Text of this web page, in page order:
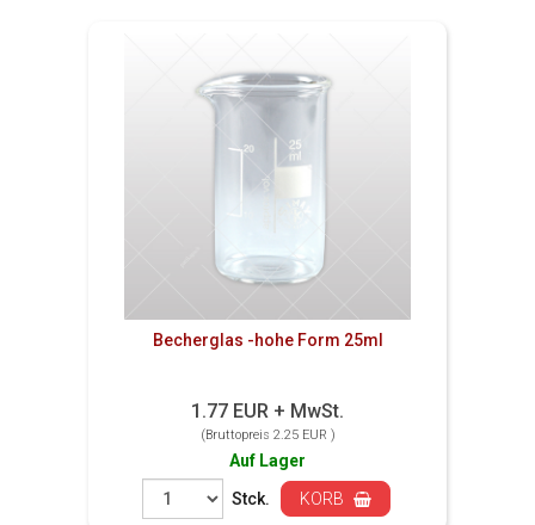
Becherglas -hohe Form 25ml
1.77 EUR + MwSt.
(Bruttopreis 2.25 EUR )
Auf Lager
Stck.
KORB